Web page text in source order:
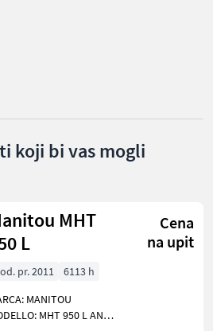
koji bi vas mogli
MHT
L
Cena
na upit
pr. 2011
6113 h
MANITOU
MHT 950 L ANNO: